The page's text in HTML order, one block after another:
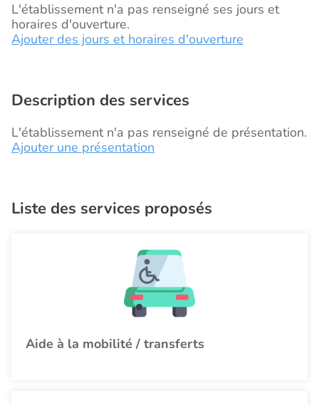
L'établissement n'a pas renseigné ses jours et
horaires d'ouverture.
Ajouter des jours et horaires d'ouverture
Description des services
L'établissement n'a pas renseigné de présentation.
Ajouter une présentation
Liste des services proposés
Aide à la mobilité / transferts